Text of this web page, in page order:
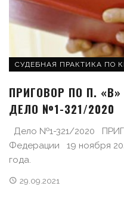
СУДЕБНАЯ ПРАКТИКА ПО
ПРИГОВОР ПО П.
ДЕЛО №1-321/2020
Дело №1-321/2020
Федерации 19 ноября
года.
29.09.2021